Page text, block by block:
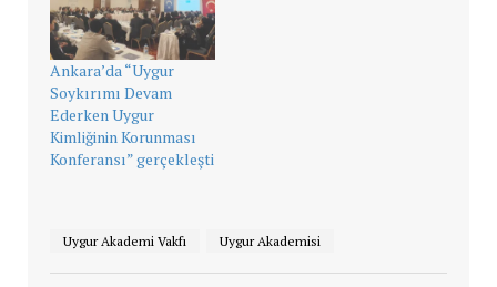
Ankara’da “Uygur
Soykırımı Devam
Ederken Uygur
Kimliğinin Korunması
Konferansı” gerçekleşti
Uygur Akademi Vakfı Uygur Akademisi